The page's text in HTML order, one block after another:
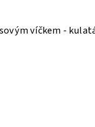
víčkem -